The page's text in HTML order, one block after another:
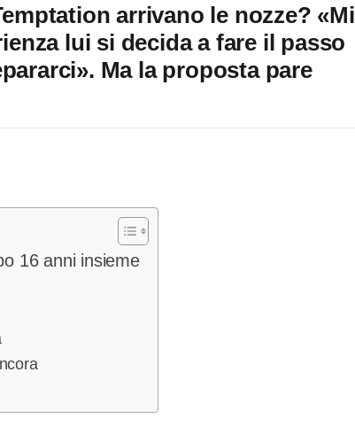
arrivano le nozze? «Mi
lui si decida a fare il passo
Ma la proposta pare
16 anni insieme